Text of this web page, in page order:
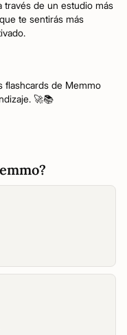
través de un estudio más
te sentirás más
flashcards de Memmo
🚀📚